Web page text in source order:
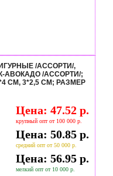
/АССОРТИ/,
АВОКАДО /АССОРТИ/;
СМ, 3*2,5 СМ; РАЗМЕР
Цена: 47.52 р.
крупный опт от 100 000 р.
Цена: 50.85 р.
средний опт от 50 000 р.
Цена: 56.95 р.
мелкий опт от 10 000 р.